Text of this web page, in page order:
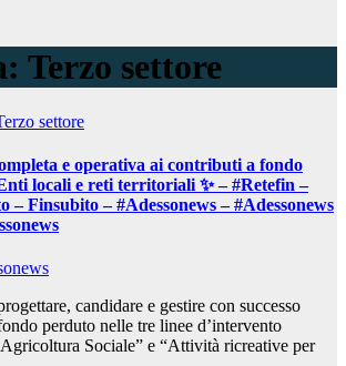
Terzo settore
settore
e operativa ai contributi a fondo
locali e reti territoriali ✨ – #Retefin –
– Finsubito – #Adessonews – #Adessonews
candidare e gestire con successo
perduto nelle tre linee d’intervento
Sociale” e “Attività ricreative per